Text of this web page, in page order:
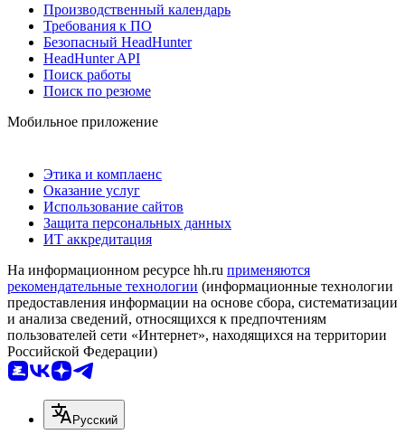
Производственный календарь
Требования к ПО
Безопасный HeadHunter
HeadHunter API
Поиск работы
Поиск по резюме
Мобильное приложение
Этика и комплаенс
Оказание услуг
Использование сайтов
Защита персональных данных
ИТ аккредитация
На информационном ресурсе hh.ru применяются
рекомендательные технологии (информационные технологии
предоставления информации на основе сбора, систематизации
и анализа сведений, относящихся к предпочтениям
пользователей сети «Интернет», находящихся на территории
Российской Федерации)
Русский